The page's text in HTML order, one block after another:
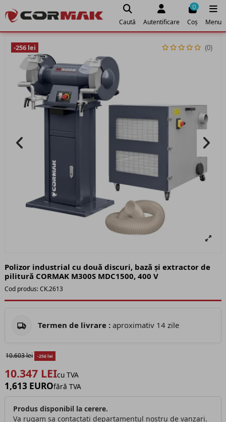
Caută Autentificare
0
Coș Menu
-256 lei
Polizor industrial cu două discuri, bază și extractor de
pilitură CORMAK M300S MDC1500, 400 V
(0)
Cod produs:CK.2613
Termen de livrare : aproximativ 14 zile
10.603 lei -256 lei
10.347 LEIcu TVA
1,613 EUROfără TVA
Produs disponibil la cerere.
Va rugam sa contactati departamentul nostru de vanzari.